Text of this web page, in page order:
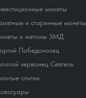
монеты
и старинные монеты
и жетоны ЗМД
Победоносец
червонец Сеятель
слитки